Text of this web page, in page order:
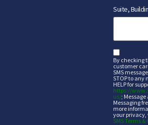
Suite,
sms
By checking
customer
SMS
STOP to any
HELP for
https://
us/;
Messaging
more
your privacy,
SMS Terms